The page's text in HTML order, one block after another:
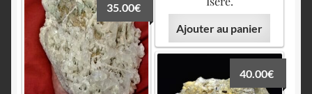
Ajouter au panier
35.00€
40.00€